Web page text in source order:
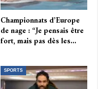
Championnats d’Europe
de nage : “Je pensais être
fort, mais pas dès les…
SPORTS